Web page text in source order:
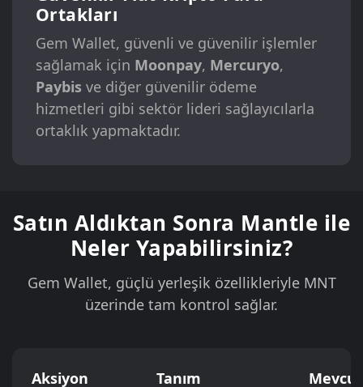
Ortakları
Gem Wallet, güvenli ve güvenilir işlemler
sağlamak için Moonpay, Mercuryo,
Paybis ve diğer güvenilir ödeme
hizmetleri gibi sektör lideri sağlayıcılarla
ortaklık yapmaktadır.
Satın Aldıktan Sonra Mantle ile
Neler Yapabilirsiniz?
Gem Wallet, güçlü yerleşik özellikleriyle MNT
üzerinde tam kontrol sağlar.
Aksiyon Tanım Mevcut